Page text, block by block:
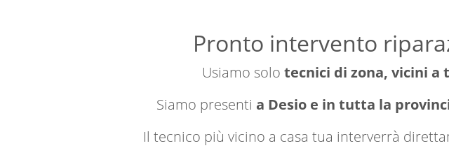
Pronto intervento
Usiamo solo tecnici di zona, vicini a
Siamo presenti a Desio e in tutta la
Il tecnico più vicino a casa tua interverrà